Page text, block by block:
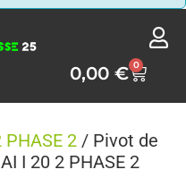
0,00€ 0
PHASE 2 / Pivot de
I 20 2 PHASE 2